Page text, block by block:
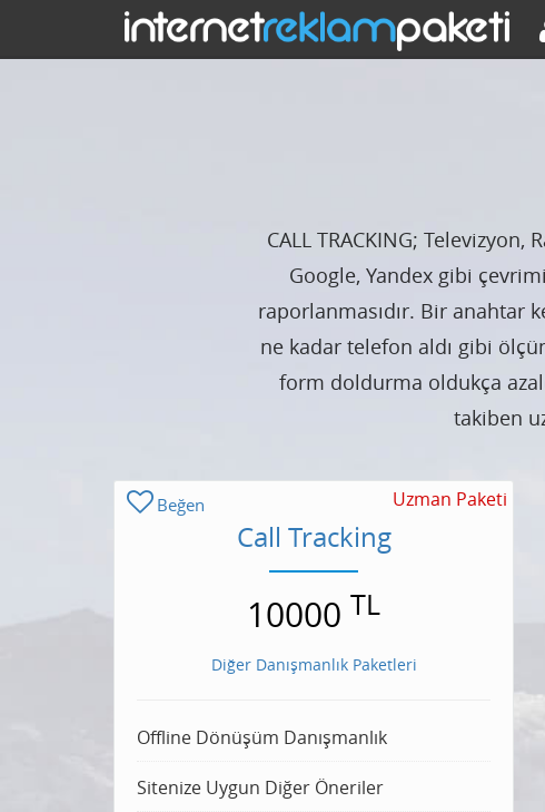
CALL TRACKING;
Google, Yandex gibi
raporlanmasıdır. Bir anahtar
ne kadar telefon aldı gibi
form doldurma oldukça
takiben
Beğen Uzman Paketi
Call Tracking
10000 TL
Diğer Danışmanlık Paketleri
Offline Dönüşüm Danışmanlık
Sitenize Uygun Diğer Öneriler